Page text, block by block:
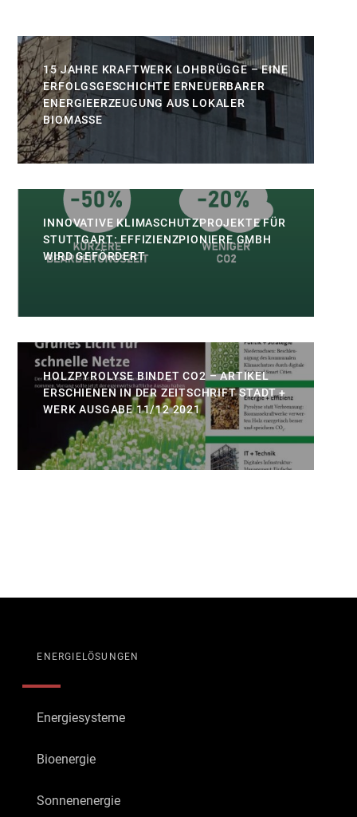
15 JAHRE KRAFTWERK LOHBRÜGGE – EINE
ERFOLGSGESCHICHTE ERNEUERBARER
ENERGIEERZEUGUNG AUS LOKALER
BIOMASSE
INNOVATIVE KLIMASCHUTZPROJEKTE FÜR
STUTTGART: EFFIZIENZPIONIERE GMBH
WIRD GEFÖRDERT
HOLZPYROLYSE BINDET CO2 – ARTIKEL
ERSCHIENEN IN DER ZEITSCHRIFT STADT +
WERK AUSGABE 11/12 2021
ENERGIELÖSUNGEN
Energiesysteme
Bioenergie
Sonnenenergie